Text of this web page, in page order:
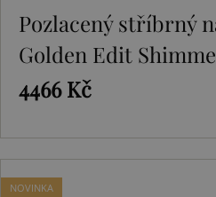
Pozlacený stříbrný
Golden Edit
4466 Kč
NOVINKA